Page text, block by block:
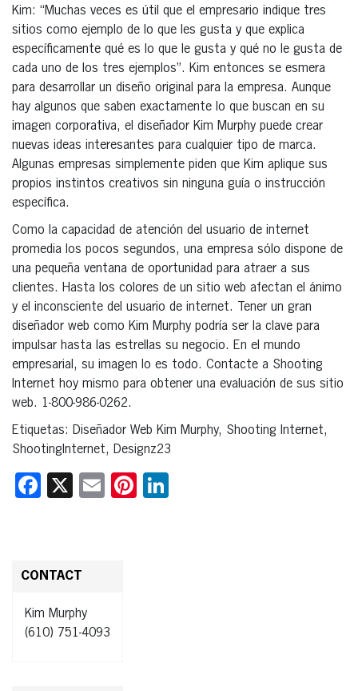
Kim: “Muchas veces es útil que el empresario indique tres
sitios como ejemplo de lo que les gusta y que explica
específicamente qué es lo que le gusta y qué no le gusta de
cada uno de los tres ejemplos”. Kim entonces se esmera
para desarrollar un diseño original para la empresa. Aunque
hay algunos que saben exactamente lo que buscan en su
imagen corporativa, el diseñador Kim Murphy puede crear
nuevas ideas interesantes para cualquier tipo de marca.
Algunas empresas simplemente piden que Kim aplique sus
propios instintos creativos sin ninguna guía o instrucción
específica.
Como la capacidad de atención del usuario de internet
promedia los pocos segundos, una empresa sólo dispone de
una pequeña ventana de oportunidad para atraer a sus
clientes. Hasta los colores de un sitio web afectan el ánimo
y el inconsciente del usuario de internet. Tener un gran
diseñador web como Kim Murphy podría ser la clave para
impulsar hasta las estrellas su negocio. En el mundo
empresarial, su imagen lo es todo. Contacte a Shooting
Internet hoy mismo para obtener una evaluación de sus sitio
web. 1-800-986-0262.
Etiquetas: Diseñador Web Kim Murphy, Shooting Internet,
ShootingInternet, Designz23
Facebook
X EmailPinterest
CONTACT
Kim Murphy
(610) 751-4093